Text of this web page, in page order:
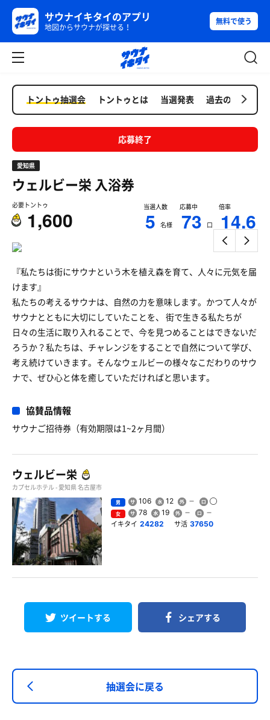
サウナイキタイのアプリ
地図からサウナが探せる！
無料で使う
トントゥ抽選会 トントゥとは 当選発表 過去の抽選会
応募終了
愛知県
ウェルビー栄入浴券
必要トントゥ
1,600
当選人数
5 名様
応募中
73 口
倍率
14.6
『私たちは街にサウナという木を植え森を育て、人々に元気を届
けます』
私たちの考えるサウナは、自然の力を意味します。かつて人々が
サウナとともに大切にしていたことを、 街で生きる私たちが
日々の生活に取り入れることで、今を見つめることはできないだ
ろうか？私たちは、チャレンジをすることで自然について学び、
考え続けていきます。そんなウェルビーの様々なこだわりのサウ
ナで、ぜひ心と体を癒していただければと思います。
協賛品情報
サウナご招待券（有効期限は1~2ヶ月間）
ウェルビー栄
カプセルホテル - 愛知県 名古屋市
男 106 12
女 78 19
イキタイ 24282 サ活 37650
ツイートする シェアする
抽選会に戻る